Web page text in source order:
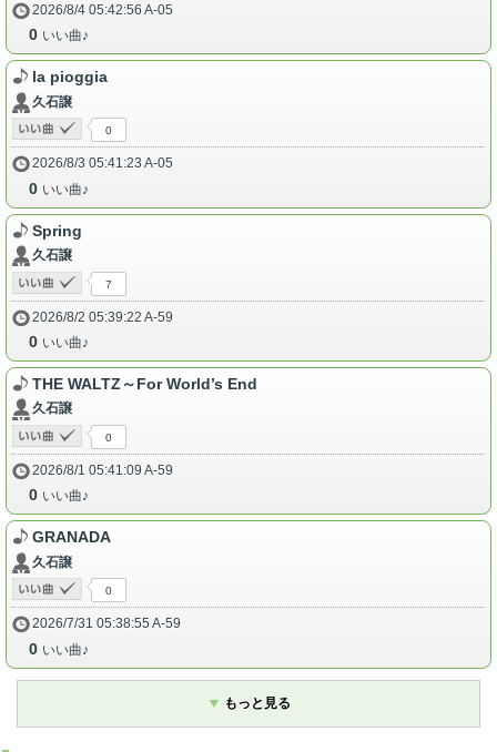
2026/8/4 05:42:56 A-05
0 いい曲♪
la pioggia
久石譲
0
2026/8/3 05:41:23 A-05
0 いい曲♪
Spring
久石譲
7
2026/8/2 05:39:22 A-59
0 いい曲♪
THE WALTZ～For World’s End
久石譲
0
2026/8/1 05:41:09 A-59
0 いい曲♪
GRANADA
久石譲
0
2026/7/31 05:38:55 A-59
0 いい曲♪
もっと見る